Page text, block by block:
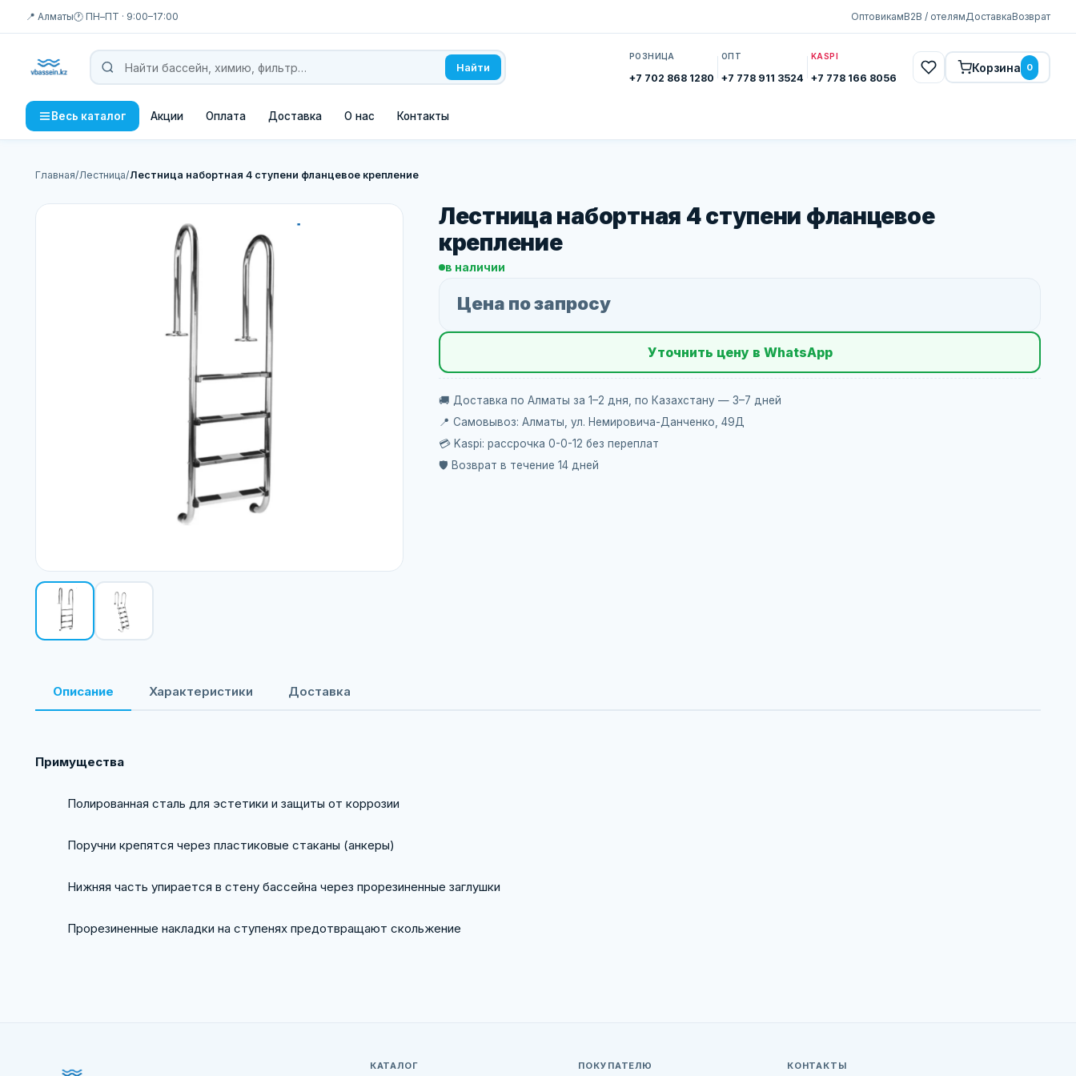
📍 Алматы🕐 ПН–ПТ · 9:00–17:00 ОптовикамB2B / отелямДоставкаВозврат
Найти
РОЗНИЦА
+7 702 868 1280
ОПТ
+7 778 911 3524
KASPI
+7 778 166 8056
Корзина 0
Весь каталог Акции Оплата Доставка О нас Контакты
Главная/Лестница/Лестница набортная 4 ступени фланцевое крепление
Лестница набортная 4 ступени фланцевое
крепление
в наличии
Цена по запросу
Уточнить цену в WhatsApp
🚚 Доставка по Алматы за 1–2 дня, по Казахстану — 3–7 дней
📍 Самовывоз: Алматы, ул. Немировича-Данченко, 49Д
💳 Kaspi: рассрочка 0-0-12 без переплат
🛡️ Возврат в течение 14 дней
Описание Характеристики Доставка
Примущества
Полированная сталь для эстетики и защиты от коррозии
Поручни крепятся через пластиковые стаканы (анкеры)
Нижняя часть упирается в стену бассейна через прорезиненные заглушки
Прорезиненные накладки на ступенях предотвращают скольжение
КАТАЛОГ ПОКУПАТЕЛЮ КОНТАКТЫ